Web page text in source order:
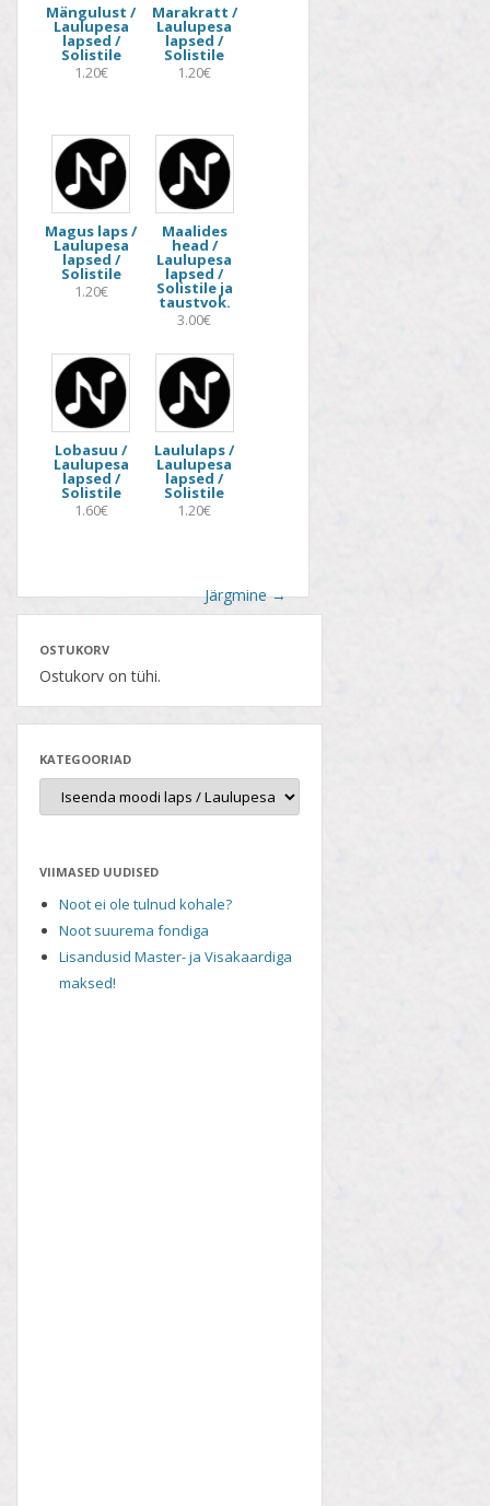
Mängulust /
Laulupesa
lapsed /
Solistile
1.20€
Marakratt /
Laulupesa
lapsed /
Solistile
1.20€
Magus laps /
Laulupesa
lapsed /
Solistile
1.20€
Maalides
head /
Laulupesa
lapsed /
Solistile ja
taustvok.
3.00€
Lobasuu /
Laulupesa
lapsed /
Solistile
1.60€
Laululaps /
Laulupesa
lapsed /
Solistile
1.20€
Järgmine→
OSTUKORV
Ostukorv on tühi.
KATEGOORIAD
VIIMASED UUDISED
Noot ei ole tulnud kohale?
Noot suurema fondiga
Lisandusid Master- ja Visakaardiga
maksed!